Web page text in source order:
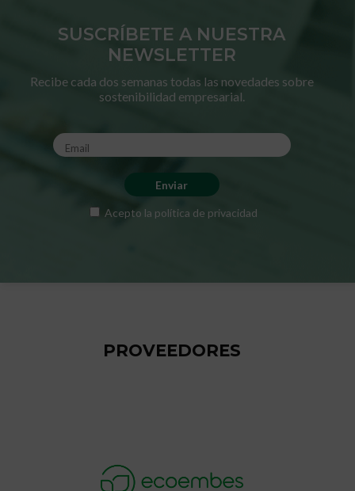
SUSCRÍBETE A NUESTRA
NEWSLETTER
Recibe cada dos semanas todas las novedades sobre
sostenibilidad empresarial.
Acepto la política de privacidad
PROVEEDORES